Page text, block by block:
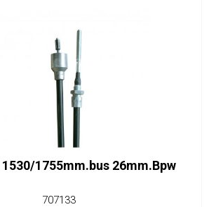
1755mm.bus 26mm.Bpw
707133